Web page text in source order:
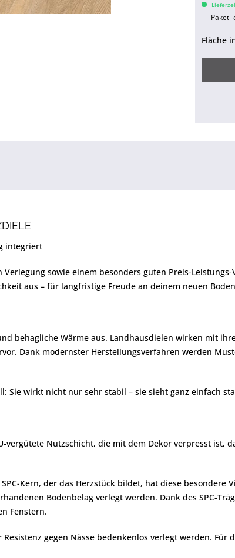
Paket-
Fläche
integriert
sowie einem besonders guten Preis-
aus – für langfristige Freude an deinem neuen
behagliche Wärme aus. Landhausdielen wirken mit
Dank modernster Herstellungsverfahren werden
Sie wirkt nicht nur sehr stabil – sie sieht ganz einfach
Nutzschicht, die mit dem Dekor verpresst ist,
Kern, der das Herzstück bildet, hat diese
Bodenbelag verlegt werden. Dank des SPC-
Fenstern.
gegen Nässe bedenkenlos verlegt werden.